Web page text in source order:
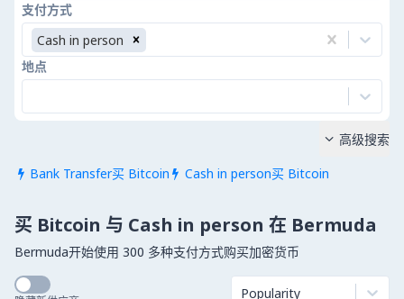
支付方式
Cash in person
地点
 Bank Transfer买 Bitcoin  Cash in person买 Bitcoin
 高级搜索
买 Bitcoin 与 Cash in person 在 Bermuda
Bermuda开始使用 300 多种支付方式购买加密货币
Popularity